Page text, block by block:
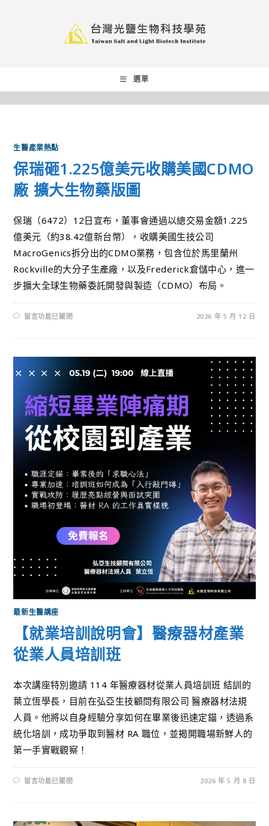
選單
生醫產業熱點
保瑞砸1.225億美元收購美國CDMO
廠 擴大生物藥版圖
保瑞（6472）12日宣布，董事會通過以總交易金額1.225
億美元（約38.42億新台幣），收購美國生技公司
MacroGenics拆分出的CDMO業務，包含位於馬里蘭州
Rockville的大分子生產廠，以及Frederick倉儲中心，進一
步擴大全球生物藥委託開發與製造（CDMO）布局。
留言功能已關閉 2026 年 5 月 12 日
最新生醫講座
【就業培訓說明會】醫療器材產業
從業人員培訓班
本次講座特別邀請 114 年醫療器材從業人員培訓班 結訓的
葉立恆學長，目前在弘亞生技顧問有限公司 醫療器材法規
人員。他將以自身經驗分享如何在畢業後迅速定錨，透過系
統化培訓，成功爭取到醫材 RA 職位，並揭開職場新鮮人的
第一手實戰觀察！
留言功能已關閉 2026 年 5 月 8 日